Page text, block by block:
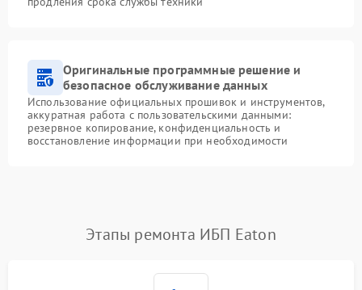
Оригинальные программные решение и
безопасное обслуживание данных
Использование официальных прошивок и инструментов,
аккуратная работа с пользовательскими данными:
резервное копирование, конфиденциальность и
восстановление информации при необходимости
Этапы ремонта ИБП Eaton